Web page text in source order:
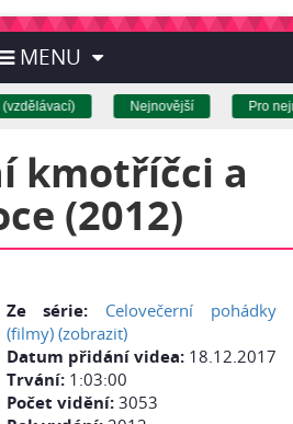
MENU
Nejnovější Pro
kmotříčci a
(2012)
Ze série: Celovečerní pohádky
(filmy) (zobrazit)
Datum přidání videa: 18.12.2017
Trvání: 1:03:00
Počet vidění: 3053